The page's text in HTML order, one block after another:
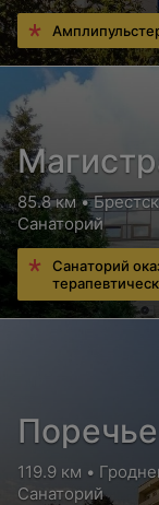
85.8 км •
Санаторий
Санаторий
Поречье
119.9 км •
Санаторий